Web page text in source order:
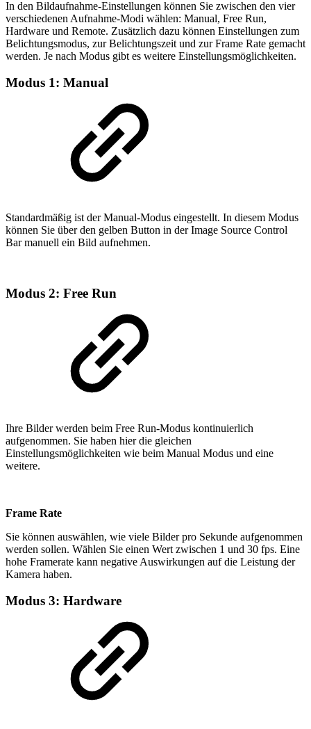
In den Bildaufnahme-Einstellungen können Sie zwischen den vier
verschiedenen Aufnahme-Modi wählen: Manual, Free Run,
Hardware und Remote. Zusätzlich dazu können Einstellungen zum
Belichtungsmodus, zur Belichtungszeit und zur Frame Rate gemacht
werden. Je nach Modus gibt es weitere Einstellungsmöglichkeiten.
Modus 1: Manual
Standardmäßig ist der Manual-Modus eingestellt. In diesem Modus
können Sie über den gelben Button in der Image Source Control
Bar manuell ein Bild aufnehmen.
Modus 2: Free Run
Ihre Bilder werden beim Free Run-Modus kontinuierlich
aufgenommen. Sie haben hier die gleichen
Einstellungsmöglichkeiten wie beim Manual Modus und eine
weitere.
Frame Rate
Sie können auswählen, wie viele Bilder pro Sekunde aufgenommen
werden sollen. Wählen Sie einen Wert zwischen 1 und 30 fps. Eine
hohe Framerate kann negative Auswirkungen auf die Leistung der
Kamera haben.
Modus 3: Hardware